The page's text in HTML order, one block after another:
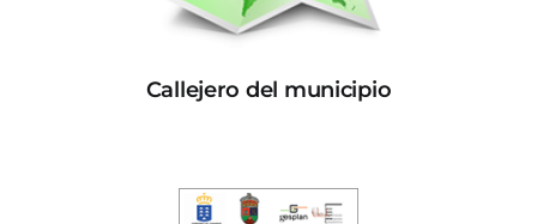
Callejero del municipio